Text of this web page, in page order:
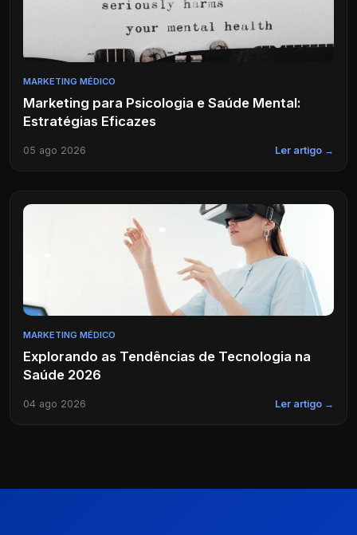
MARKETING MÉDICO
Marketing para Psicologia e Saúde Mental:
Estratégias Eficazes
05 ago 2026 Ler artigo →
MARKETING MÉDICO
Explorando as Tendências de Tecnologia na
Saúde 2026
04 ago 2026 Ler artigo →